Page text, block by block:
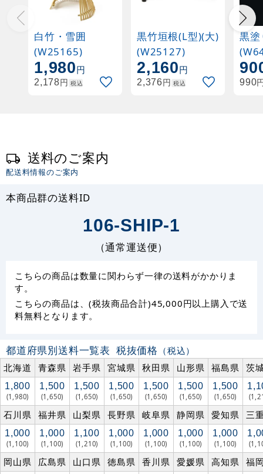
白竹・雪囲
(W25165)
1,980円
2,178円 税込
黒竹垣根(L型)(大)
(W25127)
2,160円
2,376円 税込
黒
990
送料のご案内
配送料情報のご案内
本商品群の送料ID
106-SHIP-1
（通常運送便）
こちらの商品は数量に関わらず一律の送料がかかりま
す。
こちらの商品は、(税抜商品合計)45,000円以上購入で送
料無料となります。
都道府県別送料一覧表 税抜価格 （税込）
北海道
青森県 岩手県 宮城県 秋田県 山形県 福島県 茨
1,800
(1,980)
1,500
(1,650)
1,500
(1,650)
1,500
(1,650)
1,500
(1,650)
1,500
(1,650)
1,500
(1,650)
石川県 福井県 山梨県 長野県 岐阜県 静岡県 愛知県 三
1,000
(1,100)
1,000
(1,100)
1,100
(1,210)
1,000
(1,100)
1,000
(1,100)
1,000
(1,100)
1,000
(1,100)
岡山県 広島県 山口県 徳島県 香川県 愛媛県 高知県 福